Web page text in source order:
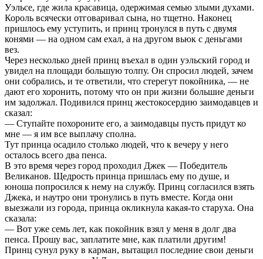
Уэльсе, где жила красавица, одержимая семью злыми духами.
Король всячески отговаривал сына, но тщетно. Наконец
пришлось ему уступить, и принц тронулся в путь с двумя
конями — на одном сам ехал, а на другом вьюк с деньгами
вез.
Через несколько дней принц въехал в один уэльский город и
увидел на площади большую толпу. Он спросил людей, зачем
они собрались, и те ответили, что стерегут покойника, — не
дают его хоронить, потому что он при жизни большие деньги
им задолжал. Подивился принц жестокосердию заимодавцев и
сказал:
— Ступайте похороните его, а заимодавцы пусть придут ко
мне — я им все выплачу сполна.
Тут принца осадило столько людей, что к вечеру у него
осталось всего два пенса.
В это время через город проходил Джек — Победитель
Великанов. Щедрость принца пришлась ему по душе, и
юноша попросился к нему на службу. Принц согласился взять
Джека, и наутро они тронулись в путь вместе. Когда они
выезжали из города, принца окликнула какая-то старуха. Она
сказала:
— Вот уже семь лет, как покойник взял у меня в долг два
пенса. Прошу вас, заплатите мне, как платили другим!
Принц сунул руку в карман, вытащил последние свои деньги